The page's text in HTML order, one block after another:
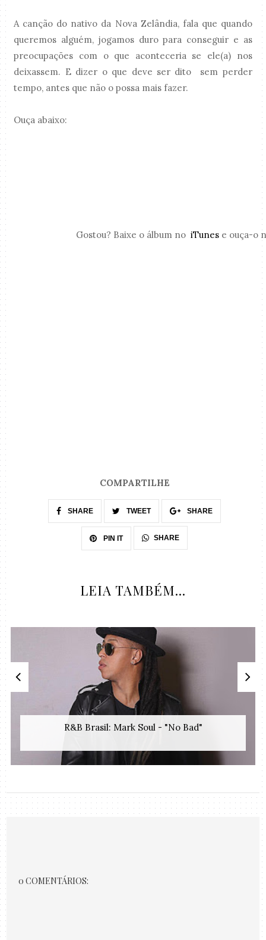
A canção do nativo da Nova Zelândia, fala que quando
queremos alguém, jogamos duro para conseguir e as
preocupações com o que aconteceria se ele(a) nos
deixassem. E dizer o que deve ser dito sem perder
tempo, antes que não o possa mais fazer.
Ouça abaixo:
Gostou? Baixe o álbum no iTunese ouça-o
COMPARTILHE
SHARE TWEET SHARE
PIN IT SHARE
LEIA TAMBÉM...
R&B Brasil: Mark Soul - "No Bad"
0 COMENTÁRIOS: